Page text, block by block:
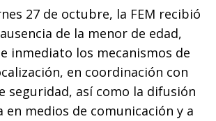
27 de octubre, la FEM recibió
de la menor de edad,
inmediato los mecanismos de
en coordinación con
seguridad, así como la difusión
en medios de comunicación y a